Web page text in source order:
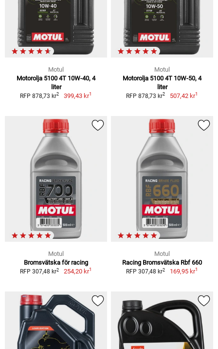
Motul
Motorolja 5100 4T 10W-40, 4
liter
RFP 878,73 kr2 399,43 kr1
Motul
Motorolja 5100 4T 10W-50, 4
liter
RFP 878,73 kr2 507,42 kr1
Motul
Bromsvätska för racing
RFP 307,48 kr2 254,20 kr1
Motul
Racing Bromsvätska Rbf 660
RFP 307,48 kr2 169,95 kr1